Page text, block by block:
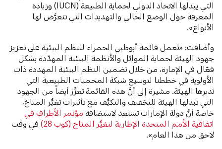
التي يبذلها الاتحاد الدولي لحماية الطبيعة (IUCN) وزيادة
المعرفة حول الوضع الحالي والتهديدات التي تتعرَّض لها
الأنواع».
وأضافت: «تعمل قائمة أبوظبي الحمراء للنظم البيئية على تعزيز
جهود الهيئة لحماية الموائل والأنظمة البيئية المهدّدة بشكل
فعّال في الإمارة، من خلال تضمين النظم البيئية المهددة ذات
الأولوية في خططنا لتوسيع شبكة المحميات الطبيعية التي
تديرها الهيئة. مشيرة إلى أنَّ هذه القائمة تعزِّز أيضاً من الجهود
التي تبذلها الهيئة للتخفيف والتكيُّف مع تأثيرات تغيُّر المناخ،
خاصة أنَّ دولة الإمارات تستعد لاستضافةمؤتمر الأطراف في
اتفاقية الأمم المتحدة الإطارية لتغيُّر المناخ (كوب 28)
في وقت
لاحق من هذا العام».